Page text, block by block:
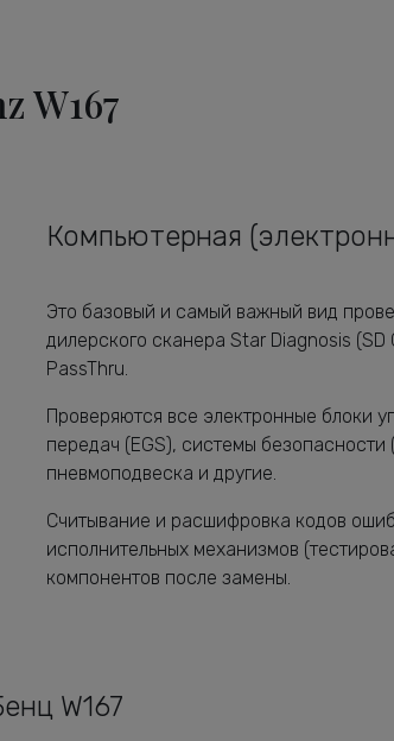
W167
Компьютерная
Это базовый и самый важный вид
дилерского сканера Star Diagnosis
PassThru.
Проверяются все электронные блоки
передач (EGS), системы безопасности
пневмоподвеска и другие.
Считывание и расшифровка кодов
исполнительных механизмов
компонентов после замены.
W167